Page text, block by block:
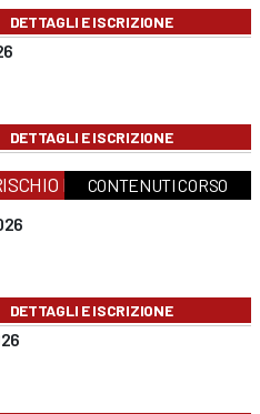
DETTAGLI E ISCRIZIONE
DETTAGLI E ISCRIZIONE
BASSOCONTENUTI CORSO
DETTAGLI E ISCRIZIONE